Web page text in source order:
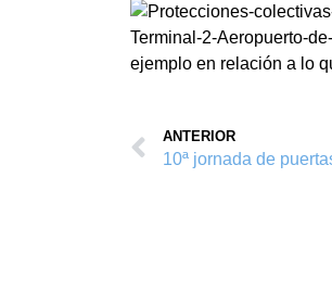
ejemplo en relación a lo
ANTERIOR